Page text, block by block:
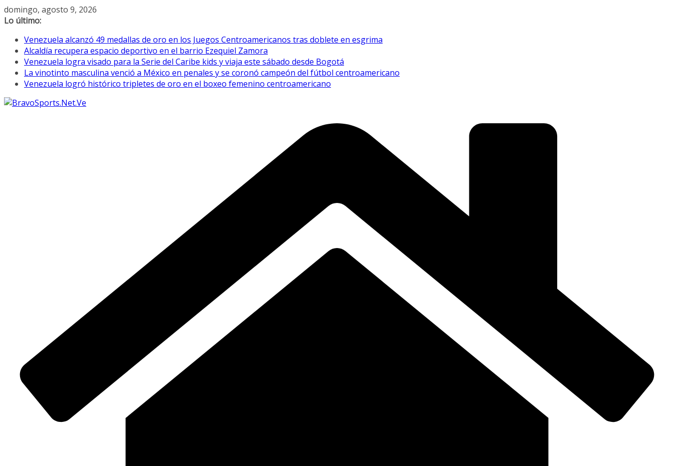
Saltar
al
domingo, agosto 9, 2026
Lo último:
Venezuela alcanzó 49 medallas de oro en los Juegos Centroamericanos tras doblete en esgrima
Alcaldía recupera espacio deportivo en el barrio Ezequiel Zamora
Venezuela logra visado para la Serie del Caribe kids y viaja este sábado desde Bogotá
La vinotinto masculina venció a México en penales y se coronó campeón del fútbol centroamericano
Venezuela logró histórico tripletes de oro en el boxeo femenino centroamericano